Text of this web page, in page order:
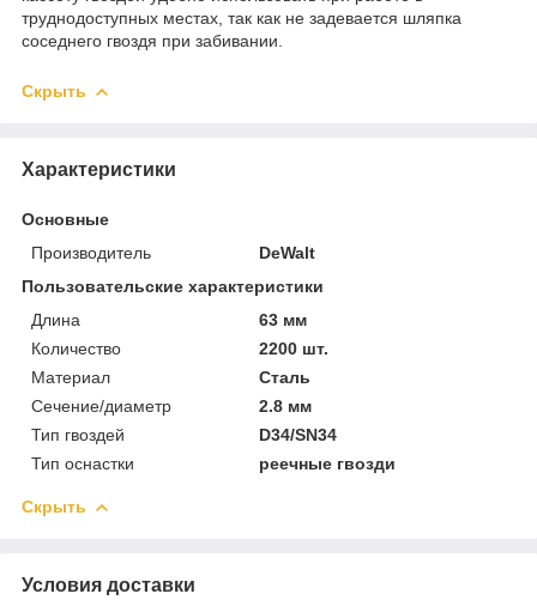
труднодоступных местах, так как не задевается шляпка
соседнего гвоздя при забивании.
Скрыть
Характеристики
Основные
Производитель
DeWalt
Пользовательские характеристики
Длина
63 мм
Количество
2200 шт.
Материал
Сталь
Сечение/диаметр
2.8 мм
Тип гвоздей
D34/SN34
Тип оснастки
реечные гвозди
Скрыть
Условия доставки